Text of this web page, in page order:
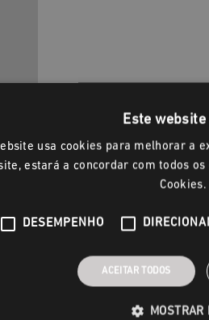
Este
usa cookies para melhorar a
estará a concordar com todos
Cookies.
DESEMPENHO
ACEITAR TODOS
MOSTRAR